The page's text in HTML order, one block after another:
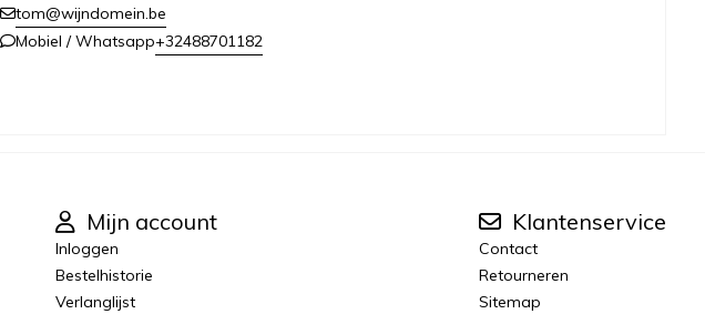
tom@wijndomein.be
Mobiel / Whatsapp+32488701182
Mijn account
Inloggen
Bestelhistorie
Verlanglijst
Klantenservice
Contact
Retourneren
Sitemap